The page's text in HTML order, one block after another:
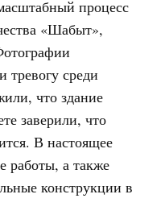
процесс
«Шабыт»,
тревогу среди
что здание
заверили, что
В настоящее
работы, а также
конструкции в